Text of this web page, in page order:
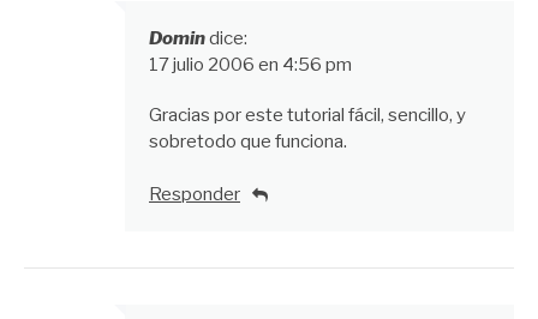
Domindice:
17 julio 2006 en 4:56 pm
Gracias por este tutorial fácil, sencillo, y
sobretodo que funciona.
Responder